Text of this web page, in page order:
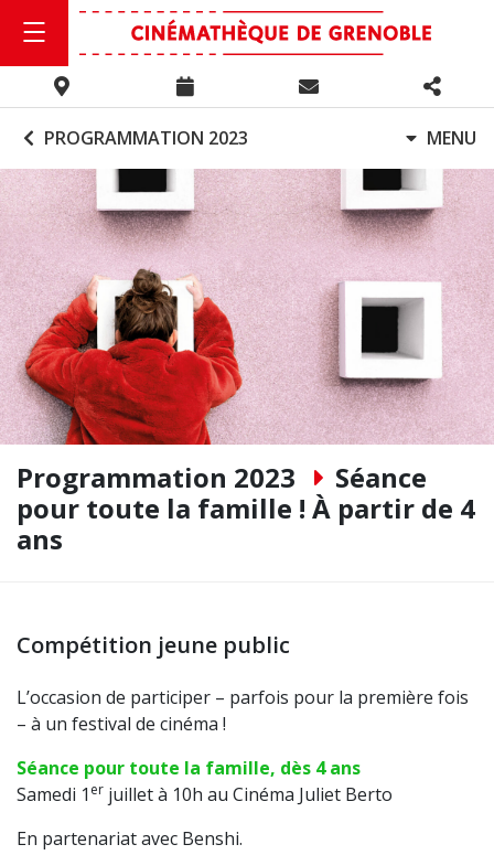
PROGRAMMATION 2023 MENU
Programmation 2023
Séance
pour toute la famille ! À partir de 4
ans
Compétition jeune public
L’occasion de participer – parfois pour la première fois
– à un festival de cinéma !
Séance pour toute la famille, dès 4 ans
Samedi 1 er juillet à 10h au Cinéma Juliet Berto
En partenariat avec Benshi.